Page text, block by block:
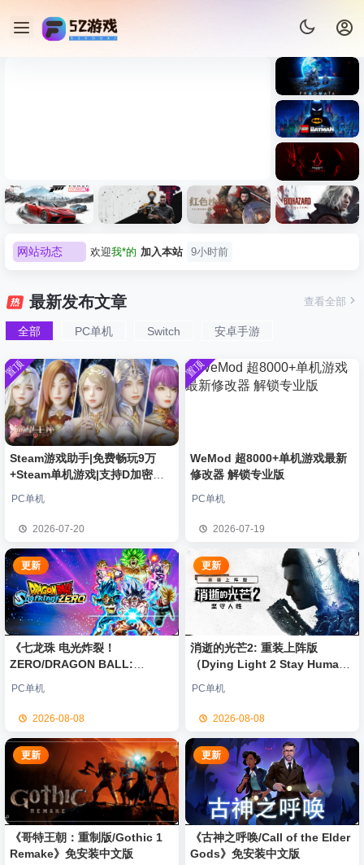
虚拟机版/Assassin’s Creed
HYPERVISOR》免安装中文
版
《识质存
在/PRAG
MATA》
免安装中
文版
《乐高蝙
蝠侠：黑
暗骑士之
Knight》
Creed
拟机
速：地平
线
6（Forza
Horizon
6）免安装
中文版
心/Atomic
Heart》免
安装中文
n Desert
SOR）免
安装中文
版
9：安魂
）免安装
中文版
网站动态 欢迎D****Z 加入本站
8月7日
e******i
欢迎
Q*H
欢迎e******i 加入本站
8月6日
欢迎普洱 加入本站
8月6日
欢迎 0**3 加入本站
8月6日
欢迎c***s 加入本站
欢迎V****y 加入本站
欢迎兔**** 加入本站
18分钟前
欢迎q********6 加入本站
3小时前
64 点积分
9小时前
最新发布文章
全部 PC单机 Switch 安卓手游
查看全部
置顶
Steam游戏助手|免费畅玩9万
+Steam单机游戏|支持D加密以
PC单机
2026-07-20
置顶
WeMod 超8000+单机游戏最新
修改器 解锁专业版
PC单机
2026-07-19
更新
《七龙珠 电光炸裂！
ZERO/DRAGON BALL:
PC单机
2026-08-08
更新
消逝的光芒2: 重装上阵版
（Dying Light 2 Stay Human:
PC单机
2026-08-08
更新
《哥特王朝：重制版/Gothic 1
Remake》免安装中文版
更新
《古神之呼唤/Call of the Elder
Gods》免安装中文版